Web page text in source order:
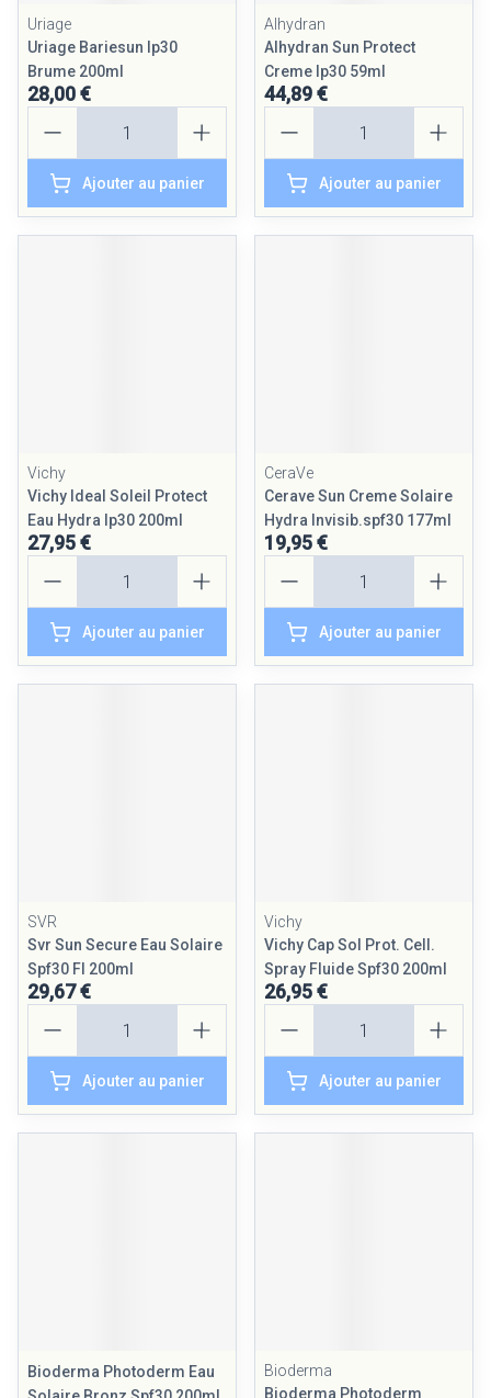
Uriage
Uriage Bariesun Ip30
Brume 200ml
28,00 €
Ajouter au panier
Alhydran
Alhydran Sun Protect
Creme Ip30 59ml
44,89 €
Ajouter au panier
Vichy
Vichy Ideal Soleil Protect
Eau Hydra Ip30 200ml
27,95 €
Ajouter au panier
CeraVe
Cerave Sun Creme Solaire
Hydra Invisib.spf30 177ml
19,95 €
Ajouter au panier
SVR
Svr Sun Secure Eau Solaire
Spf30 Fl 200ml
29,67 €
Ajouter au panier
Vichy
Vichy Cap Sol Prot. Cell.
Spray Fluide Spf30 200ml
26,95 €
Ajouter au panier
Bioderma Photoderm Eau
Bioderma
Bioderma Photoderm